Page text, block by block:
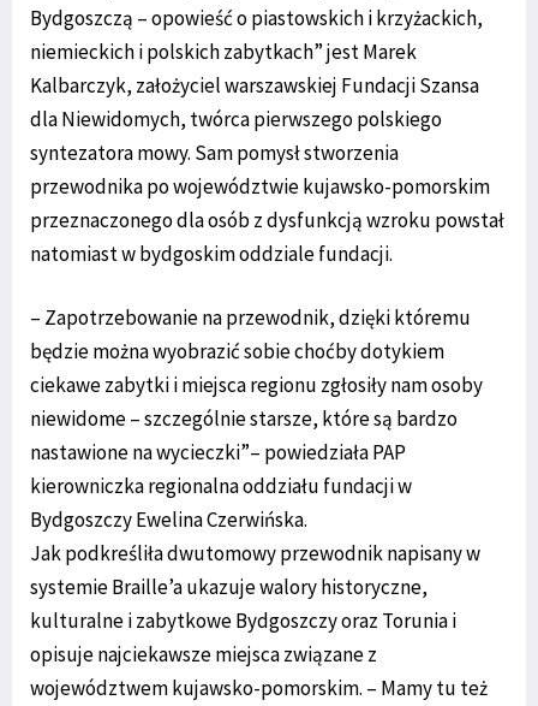
Bydgoszczą – opowieść o piastowskich i krzyżackich,
niemieckich i polskich zabytkach” jest Marek
Kalbarczyk, założyciel warszawskiej Fundacji Szansa
dla Niewidomych, twórca pierwszego polskiego
syntezatora mowy. Sam pomysł stworzenia
przewodnika po województwie kujawsko-pomorskim
przeznaczonego dla osób z dysfunkcją wzroku powstał
natomiast w bydgoskim oddziale fundacji.
– Zapotrzebowanie na przewodnik, dzięki któremu
będzie można wyobrazić sobie choćby dotykiem
ciekawe zabytki i miejsca regionu zgłosiły nam osoby
niewidome – szczególnie starsze, które są bardzo
nastawione na wycieczki”– powiedziała PAP
kierowniczka regionalna oddziału fundacji w
Bydgoszczy Ewelina Czerwińska.
Jak podkreśliła dwutomowy przewodnik napisany w
systemie Braille’a ukazuje walory historyczne,
kulturalne i zabytkowe Bydgoszczy oraz Torunia i
opisuje najciekawsze miejsca związane z
województwem kujawsko-pomorskim. – Mamy tu też